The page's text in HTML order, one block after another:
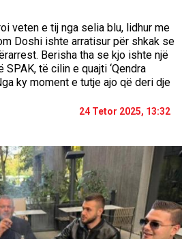
veten e tij nga selia blu, lidhur me
Doshi ishte arratisur për shkak se
Berisha tha se kjo ishte një
të cilin e quajti ‘Qendra
ky moment e tutje ajo që deri dje
24 Tetor 2025, 13:32